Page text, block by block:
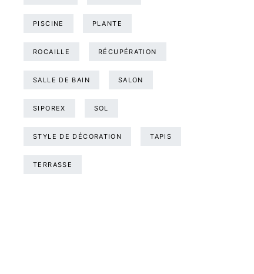
PISCINE PLANTE
ROCAILLE RÉCUPÉRATION
SALLE DE BAIN SALON
SIPOREX SOL
STYLE DE DÉCORATION TAPIS
TERRASSE